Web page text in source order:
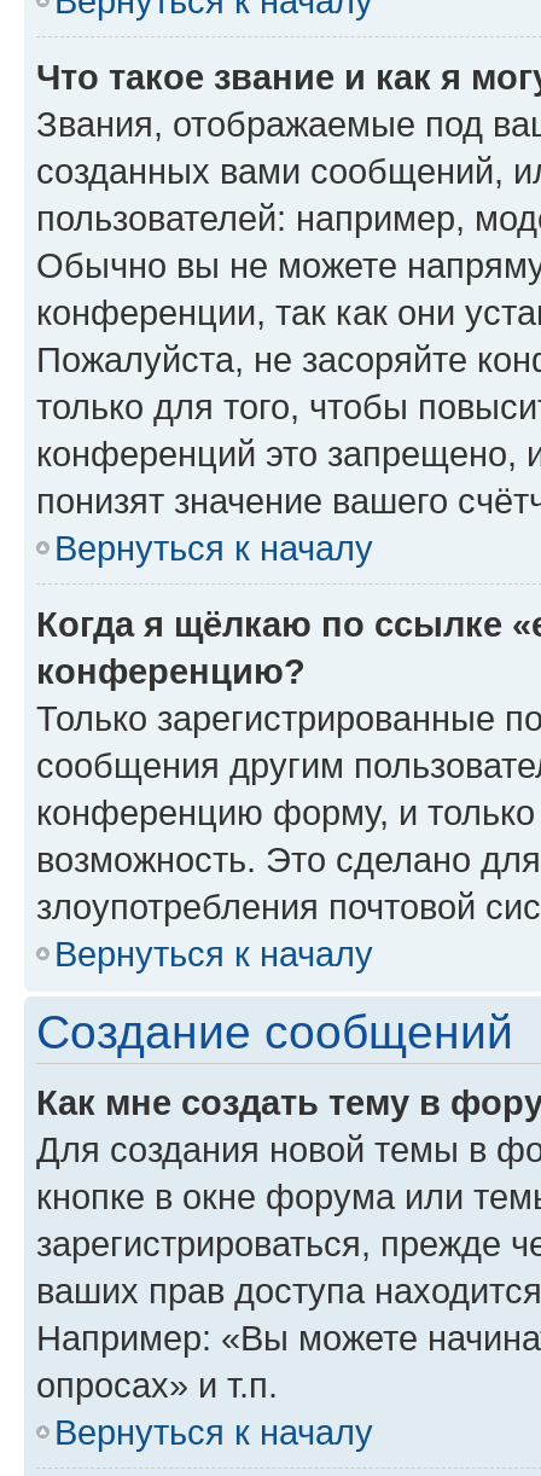
Что такое звание и как я
Звания, отображаемые под
созданных вами сообщений,
пользователей: например,
Обычно вы не можете
конференции, так как они
Пожалуйста, не засоряйте
только для того, чтобы
конференций это запрещено,
понизят значение вашего
Вернуться к началу
Когда я щёлкаю по ссылке
конференцию?
Только зарегистрированные
сообщения другим
конференцию форму, и
возможность. Это сделано
злоупотребления почтовой
Вернуться к началу
Создание сообщений
Как мне создать тему в
Для создания новой темы в
кнопке в окне форума или
зарегистрироваться, прежде
ваших прав доступа
Например: «Вы можете
опросах» и т.п.
Вернуться к началу